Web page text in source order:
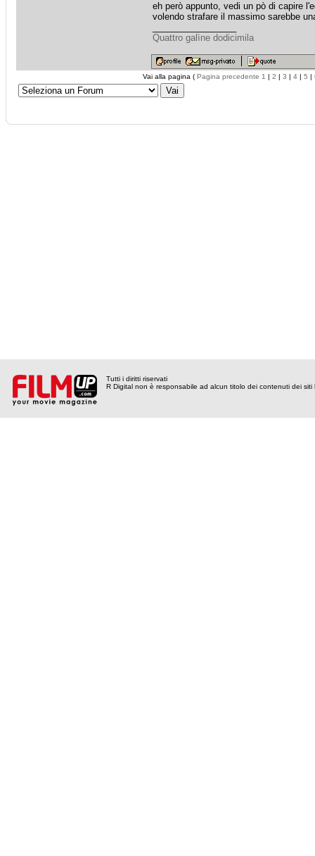
eh però appunto, vedi un pò di capire
volendo strafare il massimo sarebbe
Quattro galìne dodicimila
Vai alla pagina ( Pagina precedente 1 | 2 | 3 | 4 | 5 |
Tutti i diritti riservati
R Digital non è responsabile ad alcun titolo dei contenuti dei siti